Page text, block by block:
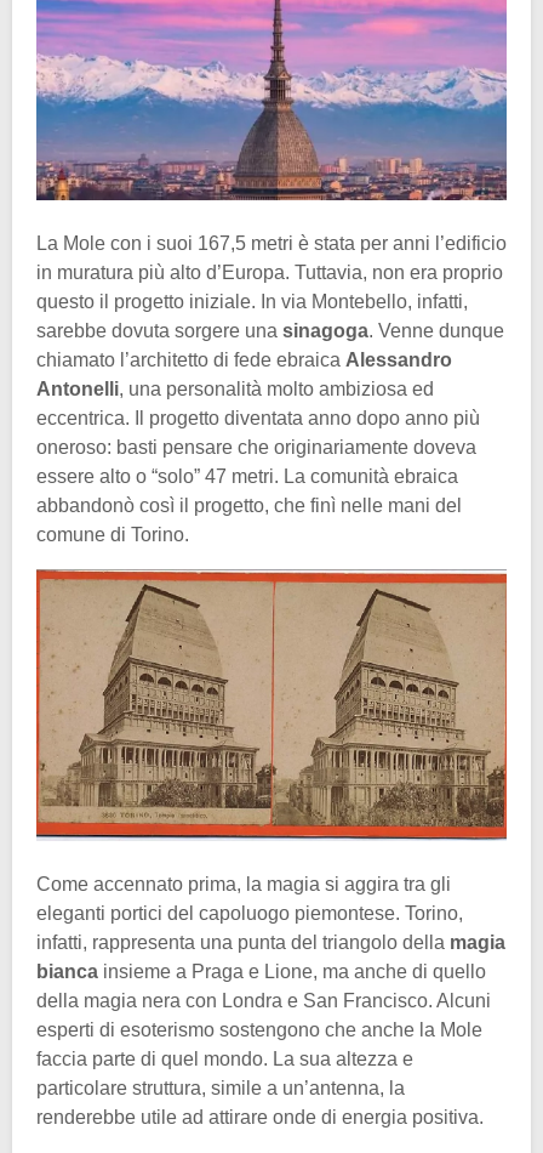
La Mole con i suoi 167,5 metri è stata per anni l’edificio
in muratura più alto d’Europa. Tuttavia, non era proprio
questo il progetto iniziale. In via Montebello, infatti,
sarebbe dovuta sorgere una sinagoga. Venne dunque
chiamato l’architetto di fede ebraica Alessandro
Antonelli, una personalità molto ambiziosa ed
eccentrica. Il progetto diventata anno dopo anno più
oneroso: basti pensare che originariamente doveva
essere alto o “solo” 47 metri. La comunità ebraica
abbandonò così il progetto, che finì nelle mani del
comune di Torino.
Come accennato prima, la magia si aggira tra gli
eleganti portici del capoluogo piemontese. Torino,
infatti, rappresenta una punta del triangolo della magia
bianca insieme a Praga e Lione, ma anche di quello
della magia nera con Londra e San Francisco. Alcuni
esperti di esoterismo sostengono che anche la Mole
faccia parte di quel mondo. La sua altezza e
particolare struttura, simile a un’antenna, la
renderebbe utile ad attirare onde di energia positiva.